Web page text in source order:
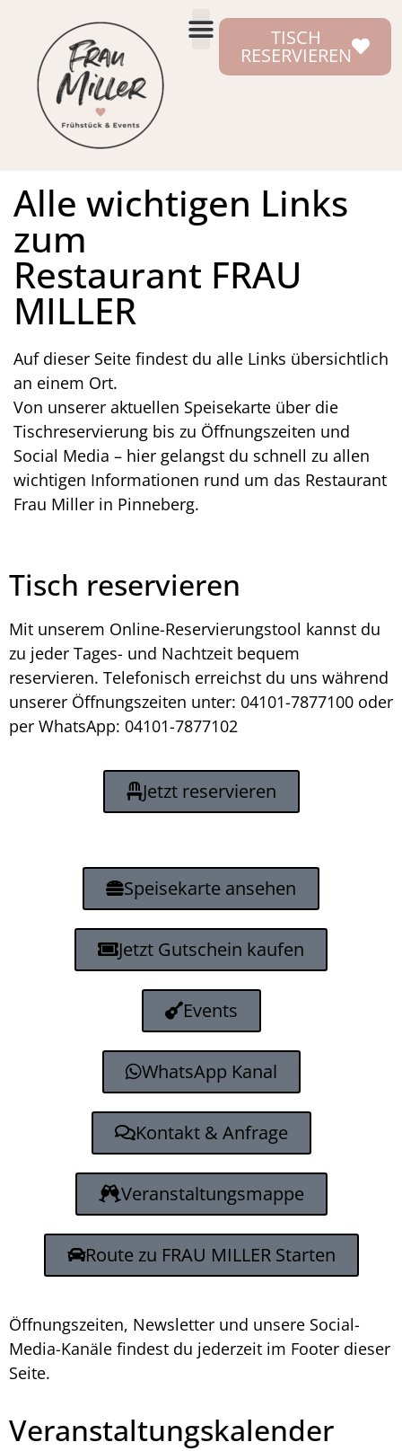
TISCH
RESERVIEREN
Alle wichtigen Links
zum
Restaurant FRAU
MILLER​
Auf dieser Seite findest du alle Links übersichtlich
an einem Ort.
Von unserer aktuellen Speisekarte über die
Tischreservierung bis zu Öffnungszeiten und
Social Media – hier gelangst du schnell zu allen
wichtigen Informationen rund um das Restaurant
Frau Miller in Pinneberg.
Tisch reservieren
Mit unserem Online-Reservierungstool kannst du
zu jeder Tages- und Nachtzeit bequem
reservieren. Telefonisch erreichst du uns während
unserer Öffnungszeiten unter: 04101-7877100 oder
per WhatsApp: 04101-7877102
Jetzt reservieren
Speisekarte ansehen
Jetzt Gutschein kaufen
Events
WhatsApp Kanal
Kontakt & Anfrage
Veranstaltungsmappe
Route zu FRAU MILLER Starten
Öffnungszeiten, Newsletter und unsere Social-
Media-Kanäle findest du jederzeit im Footer dieser
Seite.
Veranstaltungskalender